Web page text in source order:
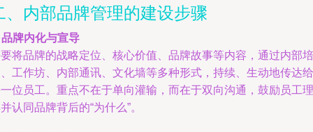
、内部品牌管理的建设步骤
品牌内化与宣导
将品牌的战略定位、核心价值、品牌故事等内容，通过内部培
工作坊、内部通讯、文化墙等多种形式，持续、生动地传达给
位员工。重点不在于单向灌输，而在于双向沟通，鼓励员工理
认同品牌背后的“为什么”。